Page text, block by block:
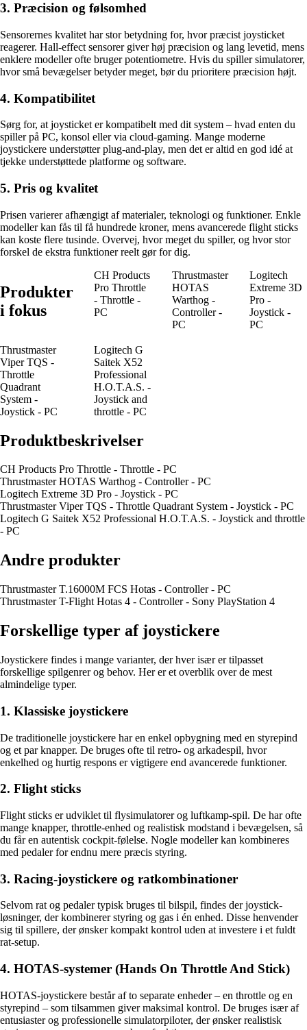
3. Præcision og følsomhed
Sensorernes kvalitet har stor betydning for, hvor præcist joysticket
reagerer. Hall-effect sensorer giver høj præcision og lang levetid, mens
enklere modeller ofte bruger potentiometre. Hvis du spiller simulatorer,
hvor små bevægelser betyder meget, bør du prioritere præcision højt.
4. Kompatibilitet
Sørg for, at joysticket er kompatibelt med dit system – hvad enten du
spiller på PC, konsol eller via cloud-gaming. Mange moderne
joystickere understøtter plug-and-play, men det er altid en god idé at
tjekke understøttede platforme og software.
5. Pris og kvalitet
Prisen varierer afhængigt af materialer, teknologi og funktioner. Enkle
modeller kan fås til få hundrede kroner, mens avancerede flight sticks
kan koste flere tusinde. Overvej, hvor meget du spiller, og hvor stor
forskel de ekstra funktioner reelt gør for dig.
Produkter
i fokus
CH Products
Pro Throttle
- Throttle -
PC
Thrustmaster
HOTAS
Warthog -
Controller -
PC
Logitech
Extreme 3D
Pro -
Joystick -
PC
Thrustmaster
Viper TQS -
Throttle
Quadrant
System -
Joystick - PC
Logitech G
Saitek X52
Professional
H.O.T.A.S. -
Joystick and
throttle - PC
Produktbeskrivelser
CH Products Pro Throttle - Throttle - PC
Thrustmaster HOTAS Warthog - Controller - PC
Logitech Extreme 3D Pro - Joystick - PC
Thrustmaster Viper TQS - Throttle Quadrant System - Joystick - PC
Logitech G Saitek X52 Professional H.O.T.A.S. - Joystick and throttle
- PC
Andre produkter
Thrustmaster T.16000M FCS Hotas - Controller - PC
Thrustmaster T-Flight Hotas 4 - Controller - Sony PlayStation 4
Forskellige typer af joystickere
Joystickere findes i mange varianter, der hver især er tilpasset
forskellige spilgenrer og behov. Her er et overblik over de mest
almindelige typer.
1. Klassiske joystickere
De traditionelle joystickere har en enkel opbygning med en styrepind
og et par knapper. De bruges ofte til retro- og arkadespil, hvor
enkelhed og hurtig respons er vigtigere end avancerede funktioner.
2. Flight sticks
Flight sticks er udviklet til flysimulatorer og luftkamp-spil. De har ofte
mange knapper, throttle-enhed og realistisk modstand i bevægelsen, så
du får en autentisk cockpit-følelse. Nogle modeller kan kombineres
med pedaler for endnu mere præcis styring.
3. Racing-joystickere og ratkombinationer
Selvom rat og pedaler typisk bruges til bilspil, findes der joystick-
løsninger, der kombinerer styring og gas i én enhed. Disse henvender
sig til spillere, der ønsker kompakt kontrol uden at investere i et fuldt
rat-setup.
4. HOTAS-systemer (Hands On Throttle And Stick)
HOTAS-joystickere består af to separate enheder – en throttle og en
styrepind – som tilsammen giver maksimal kontrol. De bruges især af
entusiaster og professionelle simulatorpiloter, der ønsker realistisk